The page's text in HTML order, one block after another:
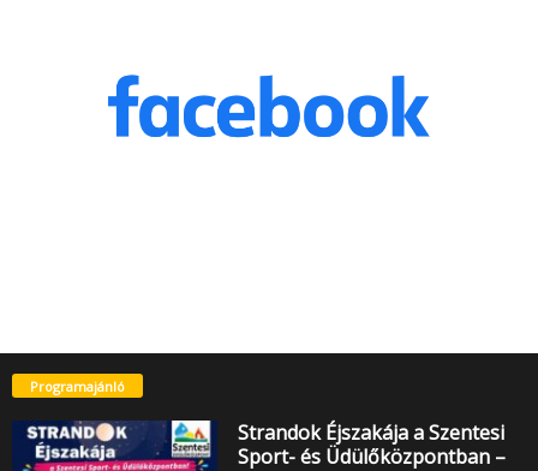
Programajánló
Strandok Éjszakája a Szentesi
Sport- és Üdülőközpontban –